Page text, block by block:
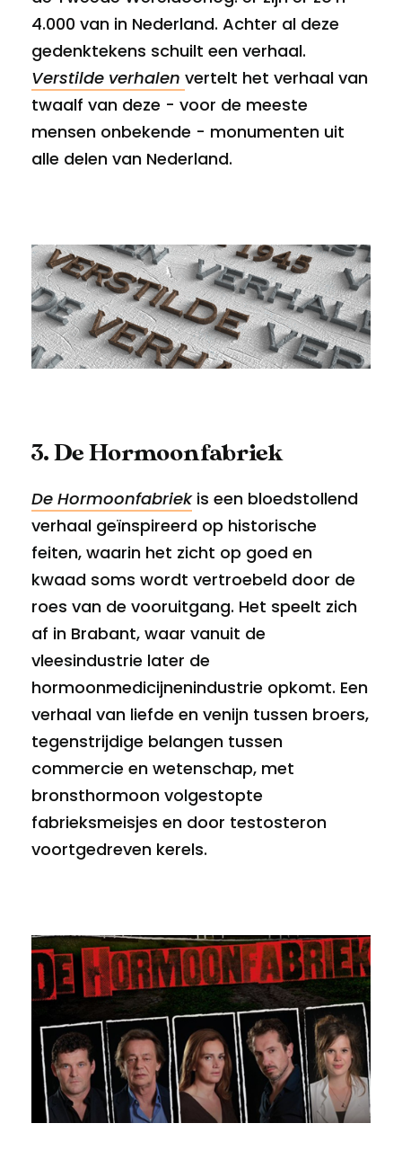
4.000 van in Nederland. Achter al deze
gedenktekens schuilt een verhaal.
Verstilde verhalen vertelt het verhaal van
twaalf van deze - voor de meeste
mensen onbekende - monumenten uit
alle delen van Nederland.
3. De Hormoonfabriek
De Hormoonfabriekis een bloedstollend
verhaal geïnspireerd op historische
feiten, waarin het zicht op goed en
kwaad soms wordt vertroebeld door de
roes van de vooruitgang. Het speelt zich
af in Brabant, waar vanuit de
vleesindustrie later de
hormoonmedicijnenindustrie opkomt. Een
verhaal van liefde en venijn tussen broers,
tegenstrijdige belangen tussen
commercie en wetenschap, met
bronsthormoon volgestopte
fabrieksmeisjes en door testosteron
voortgedreven kerels.